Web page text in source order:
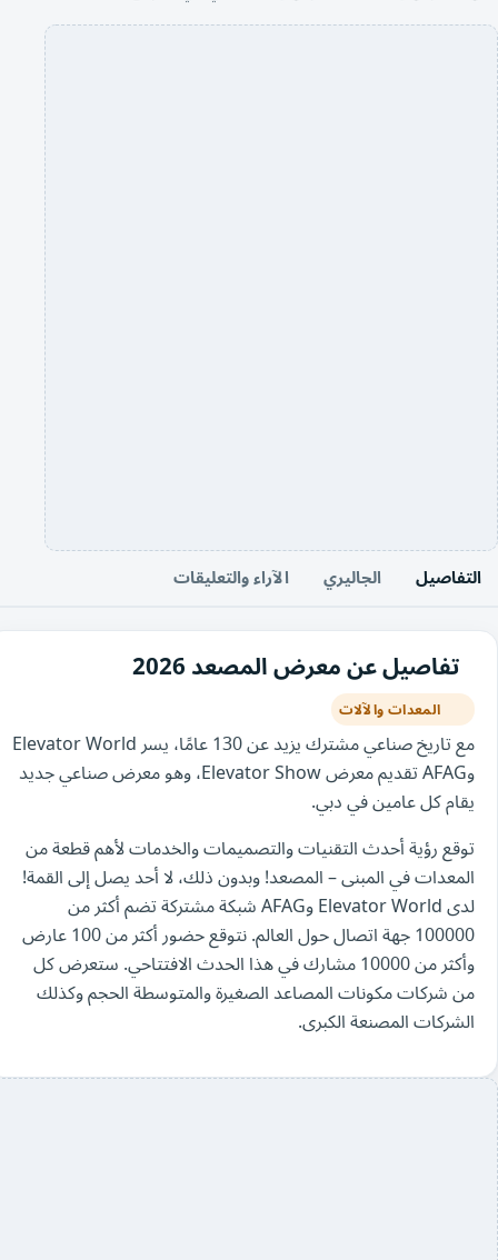
التفاصيل الجاليري الآراء والتعليقات
تفاصيل عن معرض المصعد 2026
المعدات والآلات
مع تاريخ صناعي مشترك يزيد عن 130 عامًا، يسر Elevator World
وAFAG تقديم معرض Elevator Show، وهو معرض صناعي جديد
يقام كل عامين في دبي.
توقع رؤية أحدث التقنيات والتصميمات والخدمات لأهم قطعة من
المعدات في المبنى – المصعد! وبدون ذلك، لا أحد يصل إلى القمة!
لدى Elevator World وAFAG شبكة مشتركة تضم أكثر من
100000 جهة اتصال حول العالم. نتوقع حضور أكثر من 100 عارض
وأكثر من 10000 مشارك في هذا الحدث الافتتاحي. ستعرض كل
من شركات مكونات المصاعد الصغيرة والمتوسطة الحجم وكذلك
الشركات المصنعة الكبرى.